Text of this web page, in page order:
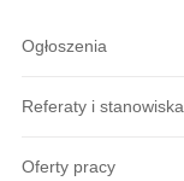
Ogłoszenia
Referaty i stanowiska
Oferty pracy